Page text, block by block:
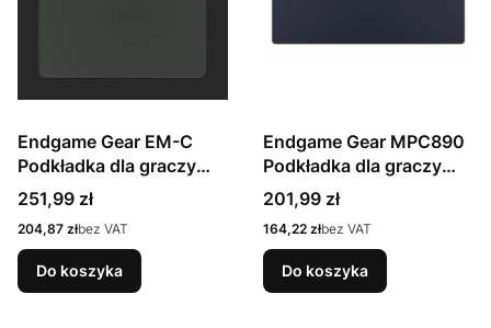
Endgame Gear EM-C
Podkładka dla graczy
Czarny
Cena
251,99 zł
Cena
204,87 złbez VAT
Do koszyka
Endgame Gear MPC890
Podkładka dla graczy
Niebieski
Cena
201,99 zł
Cena
164,22 złbez VAT
Do koszyka